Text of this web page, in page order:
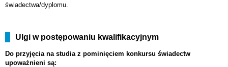
świadectwa/dyplomu.
Ulgi w postępowaniu kwalifikacyjnym
Do przyjęcia na studia z pominięciem konkursu świadectw
upoważnieni są: